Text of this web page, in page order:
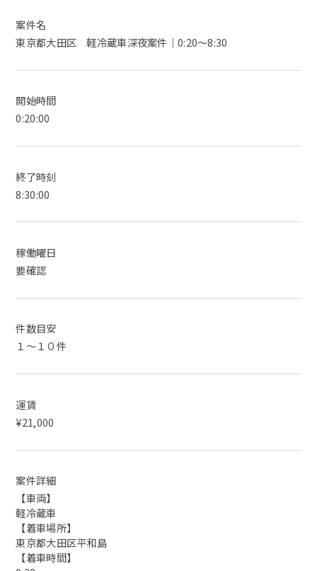
案件名
東京都大田区 軽冷蔵車深夜案件｜0:20～8:30
開始時間
0:20:00
終了時刻
8:30:00
稼働曜日
要確認
件数目安
１～１０件
運賃
¥21,000
案件詳細
【車両】
軽冷蔵車
【着車場所】
東京都大田区平和島
【着車時間】